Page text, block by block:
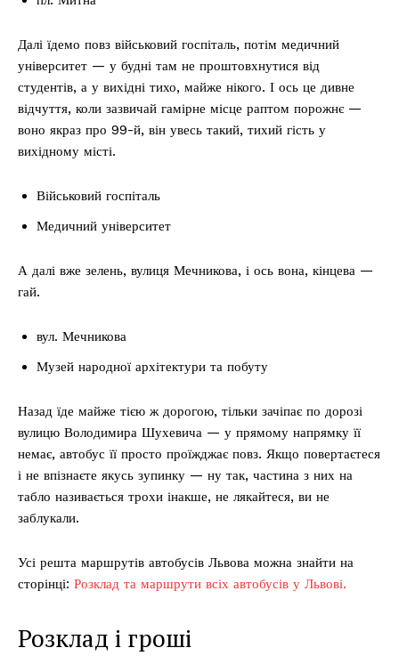
Далі їдемо повз військовий госпіталь, потім медичний
університет — у будні там не проштовхнутися від
студентів, а у вихідні тихо, майже нікого. І ось це дивне
відчуття, коли зазвичай гамірне місце раптом порожнє —
воно якраз про 99-й, він увесь такий, тихий гість у
вихідному місті.
Військовий госпіталь
Медичний університет
А далі вже зелень, вулиця Мечникова, і ось вона, кінцева —
гай.
вул. Мечникова
Музей народної архітектури та побуту
Назад їде майже тією ж дорогою, тільки зачіпає по дорозі
вулицю Володимира Шухевича — у прямому напрямку її
немає, автобус її просто проїжджає повз. Якщо повертаєтеся
і не впізнаєте якусь зупинку — ну так, частина з них на
табло називається трохи інакше, не лякайтеся, ви не
заблукали.
Усі решта маршрутів автобусів Львова можна знайти на
сторінці: Розклад та маршрути всіх автобусів у Львові.
Розклад і гроші